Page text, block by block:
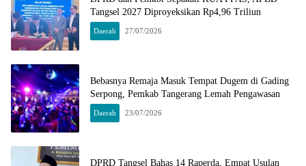
Tangsel 2027 Diproyeksikan Rp4,96 Triliun
Daerah 27/07/2026
Bebasnya Remaja Masuk Tempat Dugem di Gading
Serpong, Pemkab Tangerang Lemah Pengawasan
Daerah 23/07/2026
DPRD Tangsel Bahas 14 Raperda, Empat Usulan